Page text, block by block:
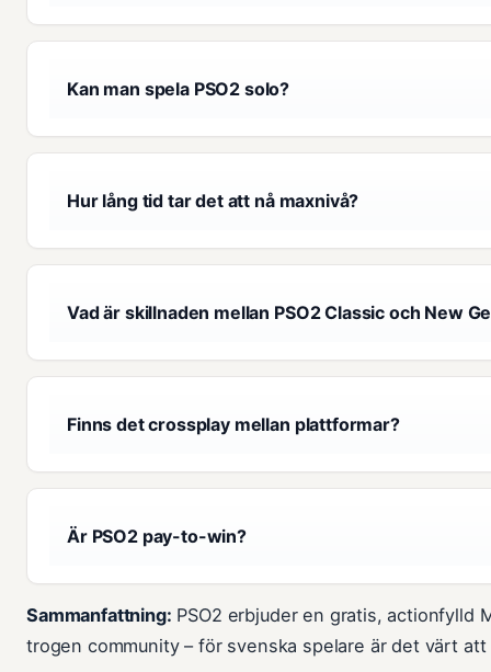
Kan man spela PSO2 solo?
Hur lång tid tar det att nå maxnivå?
Vad är skillnaden mellan PSO2 Classic och New
Finns det crossplay mellan plattformar?
Är PSO2 pay-to-win?
Sammanfattning: PSO2 erbjuder en gratis, actionfylld
trogen community – för svenska spelare är det värt